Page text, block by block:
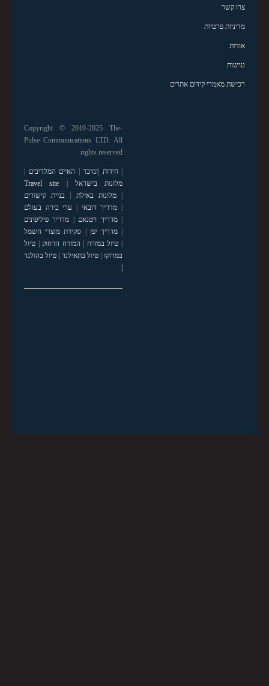
צרו קשר
מדיניות פרטיות
אודות
נגישות
רכישת מאמרי קידום אתרים
Copyright © 2010-2025 The-
Pulse Communications LTD. All
rights reserved
|חידות זנזיבר האיים המלדיבים
מלונות בישראל
Travel site
|מלונות באילת
בניית קישורים
מדריך דובאי
ערי בירה בעולם
|מדריך ויטנאם
מדריך פיליפינים
|מדריך יפן
סקירת מוצרי חשמל
טיול במזרח המזרח הרחוק| טיול
במרוקו| טיול בתאילנד| טיול בהולנד